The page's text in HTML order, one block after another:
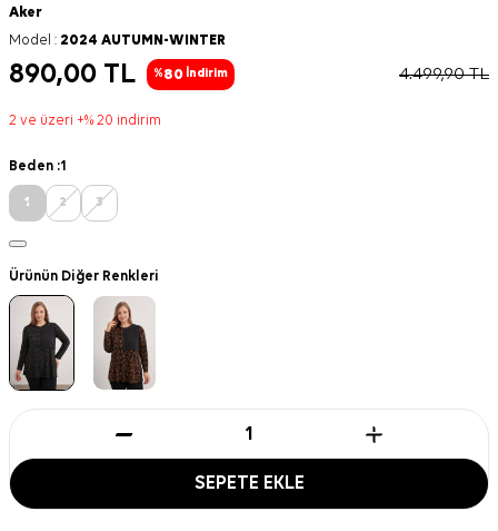
Aker
Model : 2024 AUTUMN-WINTER
890,00 TL %80 İndirim 4.499,90TL
2 ve üzeri +% 20 indirim
Beden :1
1 2 3
Ürünün Diğer Renkleri
SEPETE EKLE